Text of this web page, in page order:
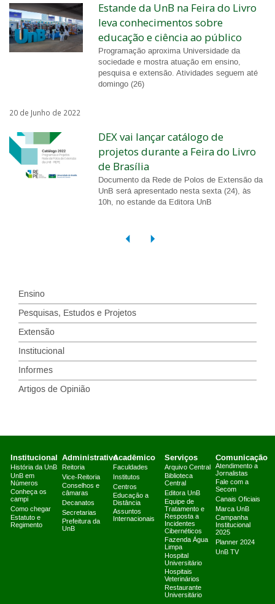
Estande da UnB na Feira do Livro
leva conhecimentos sobre
educação e ciência ao público
Programação aproxima Universidade da
sociedade e mostra atuação em ensino,
pesquisa e extensão. Atividades seguem até
domingo (26)
20 de Junho de 2022
DEX vai lançar catálogo de
projetos durante a Feira do Livro
de Brasília
Documento da Rede de Polos de Extensão da
UnB será apresentado nesta sexta (24), às
10h, no estande da Editora UnB
Ensino
Pesquisas, Estudos e Projetos
Extensão
Institucional
Informes
Artigos de Opinião
Institucional
História da UnB
UnB em
Números
Conheça os
campi
Como chegar
Estatuto e
Regimento
Administrativo
Reitoria
Vice-Reitoria
Conselhos e
câmaras
Decanatos
Secretarias
Prefeitura da
UnB
Acadêmico
Faculdades
Institutos
Centros
Educação a
Distância
Assuntos
Internacionais
Serviços
Arquivo Central
Biblioteca
Central
Editora UnB
Equipe de
Tratamento e
Resposta a
Incidentes
Cibernéticos
Fazenda Água
Limpa
Hospital
Universitário
Hospitais
Veterinários
Restaurante
Universitário
Comunicação
Atendimento a
Jornalistas
Fale com a
Secom
Canais Oficiais
Marca UnB
Campanha
Institucional
2025
Planner 2024
UnB TV